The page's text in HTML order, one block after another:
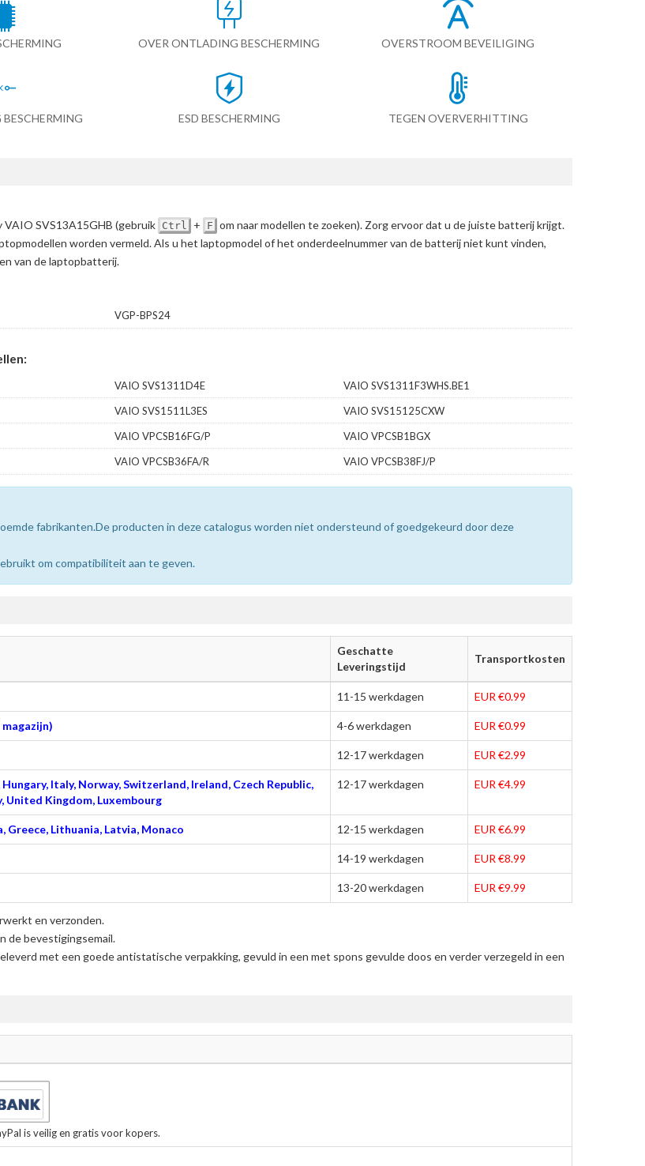
OVER ONTLADING BESCHERMING OVERSTROOM BEVEILIGING
ESD BESCHERMING TEGEN OVERVERHITTING
VAIO SVS13A15GHB (gebruik Ctrl + F om naar modellen te zoeken). Zorg ervoor dat u de juiste batterij krijgt.
worden vermeld. Als u het laptopmodel of het onderdeelnummer van de batterij niet kunt vinden,
van de laptopbatterij.
VGP-BPS24
VAIO SVS1311D4E
VAIO SVS1311F3WHS.BE1
VAIO SVS1511L3ES
VAIO SVS15125CXW
VAIO VPCSB16FG/P
VAIO VPCSB1BGX
VAIO VPCSB36FA/R VAIO VPCSB38FJ/P
fabrikanten.De producten in deze catalogus worden niet ondersteund of goedgekeurd door deze
om compatibiliteit aan te geven.
Geschatte
Leveringstijd
Transportkosten
11-15 werkdagen EUR €0.99
4-6 werkdagen EUR €0.99
12-17 werkdagen EUR €2.99
Italy, Norway, Switzerland, Ireland, Czech Republic,
United Kingdom, Luxembourg
12-17 werkdagen EUR €4.99
Greece, Lithuania, Latvia, Monaco 12-15 werkdagen EUR €6.99
14-19 werkdagen EUR €8.99
13-20 werkdagen EUR €9.99
en verzonden.
de bevestigingsemail.
met een goede antistatische verpakking, gevuld in een met spons gevulde doos en verder verzegeld in een
is veilig en gratis voor kopers.